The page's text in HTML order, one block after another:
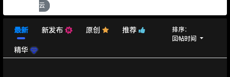
云
最新 新发布 原创 推荐
精华
排序：
回帖时间